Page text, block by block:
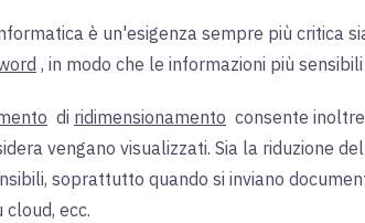
è un'esigenza sempre più critica
, in modo che le informazioni più
di ridimensionamento consente inoltre
vengano visualizzati. Sia la riduzione
soprattutto quando si inviano
cloud, ecc.